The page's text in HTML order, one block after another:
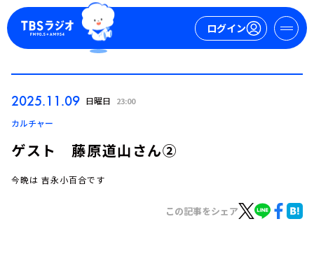
ログイン
2025.11.09 日曜日 23:00
カルチャー
ゲスト 藤原道山さん②
今晩は 吉永小百合です
この記事をシェア